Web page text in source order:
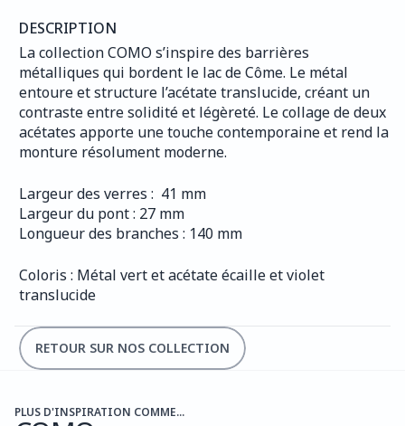
DESCRIPTION
La collection COMO s’inspire des barrières
métalliques qui bordent le lac de Côme. Le métal
entoure et structure l’acétate translucide, créant un
contraste entre solidité et légèreté. Le collage de deux
acétates apporte une touche contemporaine et rend la
monture résolument moderne.
Largeur des verres :  41 mm
Largeur du pont : 27 mm
Longueur des branches : 140 mm
Coloris : Métal vert et acétate écaille et violet
translucide
RETOUR SUR NOS COLLECTION
PLUS D'INSPIRATION COMME...